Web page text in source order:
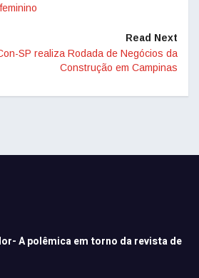
Read Next
SP realiza Rodada de Negócios da
Construção em Campinas
A polêmica em torno da revista de